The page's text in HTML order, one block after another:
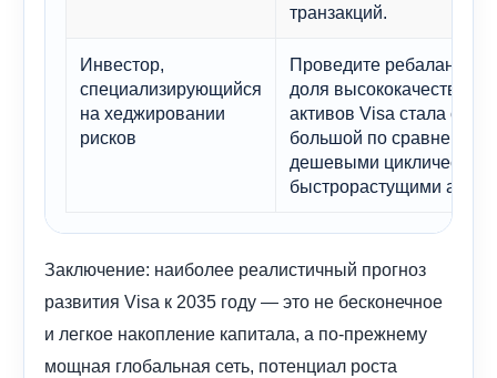
транзакций.
Инвестор,
специализирующийся
на хеджировании
рисков
Проведите
доля
активов Visa стала
большой по сравнению
дешевыми
быстрорастущими
Заключение: наиболее реалистичный прогноз
развития Visa к 2035 году — это не бесконечное
и легкое накопление капитала, а по-прежнему
мощная глобальная сеть, потенциал роста